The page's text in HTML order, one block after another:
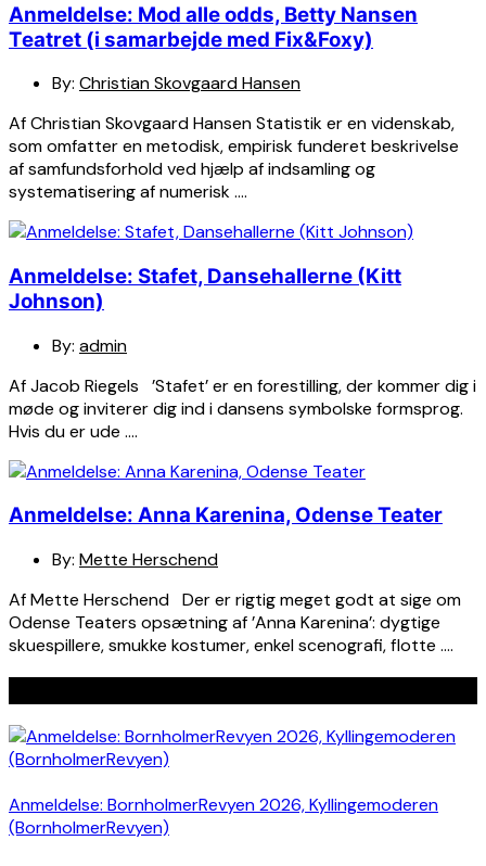
Anmeldelse: Mod alle odds, Betty Nansen
Teatret (i samarbejde med Fix&Foxy)
By: Christian Skovgaard Hansen
Af Christian Skovgaard Hansen Statistik er en videnskab,
som omfatter en metodisk, empirisk funderet beskrivelse
af samfundsforhold ved hjælp af indsamling og
systematisering af numerisk ….
Anmeldelse: Stafet, Dansehallerne (Kitt
Johnson)
By: admin
Af Jacob Riegels ’Stafet’ er en forestilling, der kommer dig i
møde og inviterer dig ind i dansens symbolske formsprog.
Hvis du er ude ….
Anmeldelse: Anna Karenina, Odense Teater
By: Mette Herschend
Af Mette Herschend Der er rigtig meget godt at sige om
Odense Teaters opsætning af ’Anna Karenina’: dygtige
skuespillere, smukke kostumer, enkel scenografi, flotte ….
Anmeldelse: BornholmerRevyen 2026, Kyllingemoderen
(BornholmerRevyen)